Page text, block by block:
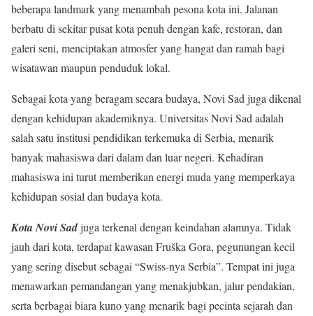
beberapa landmark yang menambah pesona kota ini. Jalanan
berbatu di sekitar pusat kota penuh dengan kafe, restoran, dan
galeri seni, menciptakan atmosfer yang hangat dan ramah bagi
wisatawan maupun penduduk lokal.
Sebagai kota yang beragam secara budaya, Novi Sad juga dikenal
dengan kehidupan akademiknya. Universitas Novi Sad adalah
salah satu institusi pendidikan terkemuka di Serbia, menarik
banyak mahasiswa dari dalam dan luar negeri. Kehadiran
mahasiswa ini turut memberikan energi muda yang memperkaya
kehidupan sosial dan budaya kota.
Kota Novi Sadjuga terkenal dengan keindahan alamnya. Tidak
jauh dari kota, terdapat kawasan Fruška Gora, pegunungan kecil
yang sering disebut sebagai “Swiss-nya Serbia”. Tempat ini juga
menawarkan pemandangan yang menakjubkan, jalur pendakian,
serta berbagai biara kuno yang menarik bagi pecinta sejarah dan